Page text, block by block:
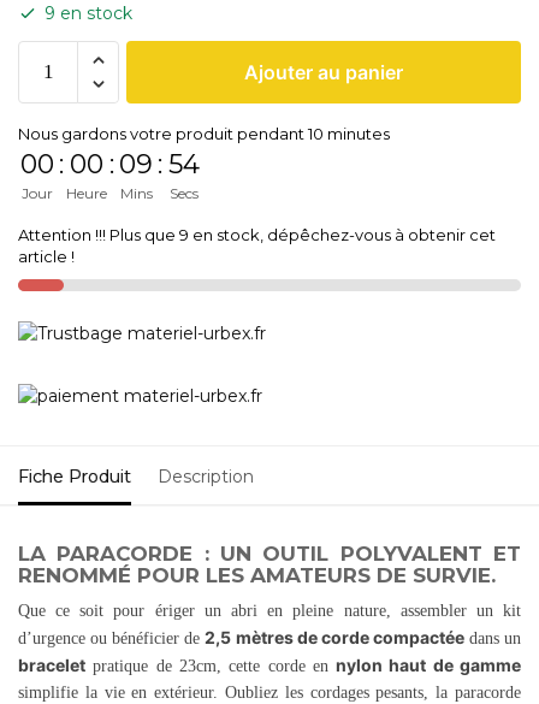
9 en stock
Ajouter au panier
Nous gardons votre produit pendant 10 minutes
00
Jour
: 00
Heure
: 09
Mins
: 54
Secs
Attention !!! Plus que 9 en stock, dépêchez-vous à obtenir cet
article !
Fiche Produit Description
LA PARACORDE : UN OUTIL POLYVALENT ET
RENOMMÉ POUR LES AMATEURS DE SURVIE.
Que ce soit pour ériger un abri en pleine nature, assembler un kit
d’urgence ou bénéficier de2,5 mètres de corde compactéedans un
bracelet pratique de 23cm, cette corde ennylon haut de gamme
simplifie la vie en extérieur. Oubliez les cordages pesants, la paracorde